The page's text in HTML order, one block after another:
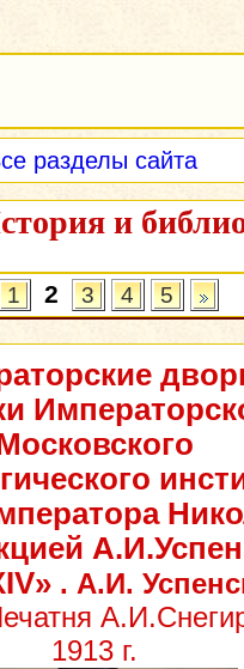
разделы сайта
и
1 2 3 4 5
. А.И.
1913 г.